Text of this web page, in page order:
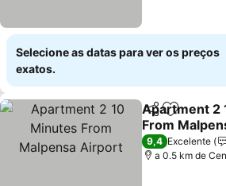
Selecione as datas para ver os preços
exatos.
Partilhar
Apartment 2
From
Ver preços
9,4 Excelente
a 0.5 km de